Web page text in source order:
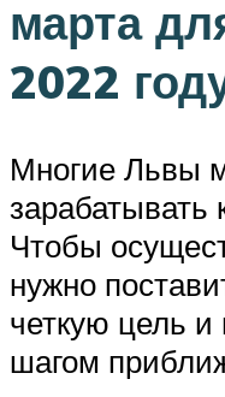
марта
2022
Многие Львы
Чтобы
нужно
четкую цель и
шагом